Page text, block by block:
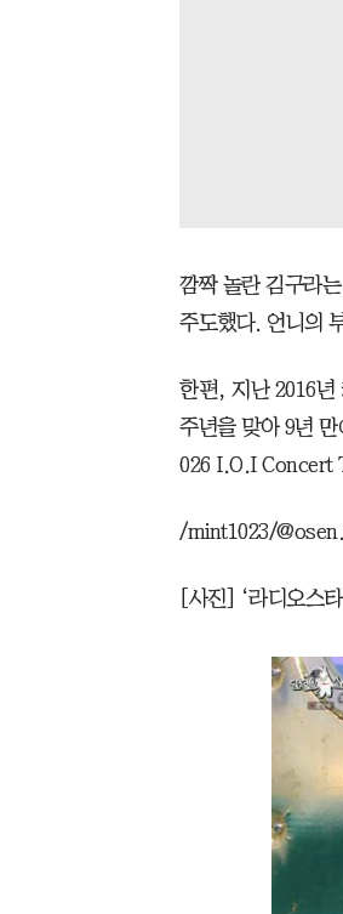
깜짝 놀란 김구라
주도했다. 언니의
한편, 지난 2016년
주년을 맞아 9년
026 I.O.I Concert
/mint1023/
[사진] ‘라디오스